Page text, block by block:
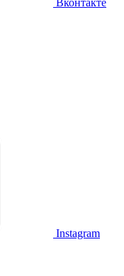
Вконтакте
Instagram